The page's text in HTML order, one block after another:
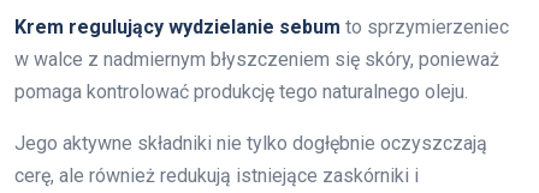
Krem regulujący wydzielanie sebum to sprzymierzeniec
w walce z nadmiernym błyszczeniem się skóry, ponieważ
pomaga kontrolować produkcję tego naturalnego oleju.
Jego aktywne składniki nie tylko dogłębnie oczyszczają
cerę, ale również redukują istniejące zaskórniki i